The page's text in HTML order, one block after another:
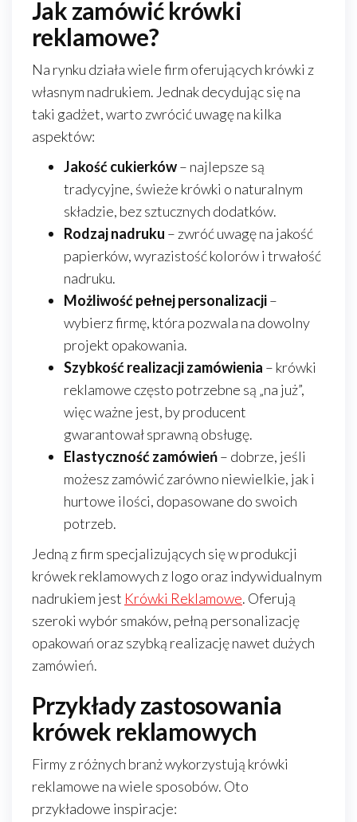
Jak zamówić krówki
reklamowe?
Na rynku działa wiele firm oferujących krówki z
własnym nadrukiem. Jednak decydując się na
taki gadżet, warto zwrócić uwagę na kilka
aspektów:
Jakość cukierków– najlepsze są
tradycyjne, świeże krówki o naturalnym
składzie, bez sztucznych dodatków.
Rodzaj nadruku – zwróć uwagę na jakość
papierków, wyrazistość kolorów i trwałość
nadruku.
Możliwość pełnej personalizacji–
wybierz firmę, która pozwala na dowolny
projekt opakowania.
Szybkość realizacji zamówienia – krówki
reklamowe często potrzebne są „na już”,
więc ważne jest, by producent
gwarantował sprawną obsługę.
Elastyczność zamówień– dobrze, jeśli
możesz zamówić zarówno niewielkie, jak i
hurtowe ilości, dopasowane do swoich
potrzeb.
Jedną z firm specjalizujących się w produkcji
krówek reklamowych z logo oraz indywidualnym
nadrukiem jest Krówki Reklamowe. Oferują
szeroki wybór smaków, pełną personalizację
opakowań oraz szybką realizację nawet dużych
zamówień.
Przykłady zastosowania
krówek reklamowych
Firmy z różnych branż wykorzystują krówki
reklamowe na wiele sposobów. Oto
przykładowe inspiracje: